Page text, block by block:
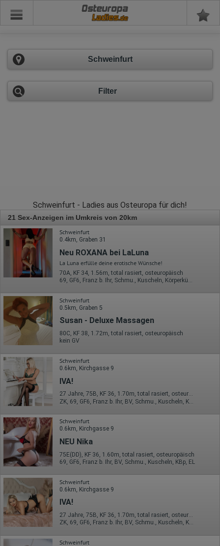
Osteuropa
Schweinfurt
Filter
Schweinfurt - Ladies aus Osteuropa für dich!
21 Sex-Anzeigen im Umkreis von 20km
Schweinfurt
0.4km, Graben 31
Neu ROXANA bei LaLuna
La Luna erfülle deine erotische Wünsche!
70A, KF 34, 1.56m, total rasiert, osteuropäisch
69, GF6, Franz b. Ihr, Schmu., Kuscheln, Körperküs., DSa, DSp
Schweinfurt
0.5km, Graben 5
Susan - Deluxe Massagen
80C, KF 38, 1.72m, total rasiert, osteuropäisch
kein GV
Schweinfurt
0.6km, Kirchgasse 9
IVA!
27 Jahre, 75B, KF 36, 1.70m, total rasiert, osteuropäisch
Schweinfurt
0.6km, Kirchgasse 9
NEU Nika
75E(DD), KF 36, 1.60m, total rasiert, osteuropäisch
69, GF6, Franz b. Ihr, BV, Schmu., Kuscheln, KBp, EL
Schweinfurt
0.6km, Kirchgasse 9
IVA!
27 Jahre, 75B, KF 36, 1.70m, total rasiert, osteuropäisch
ZK, 69, GF6, Franz b. Ihr, BV, Schmu., Kuscheln, Körperküs.
Schweinfurt